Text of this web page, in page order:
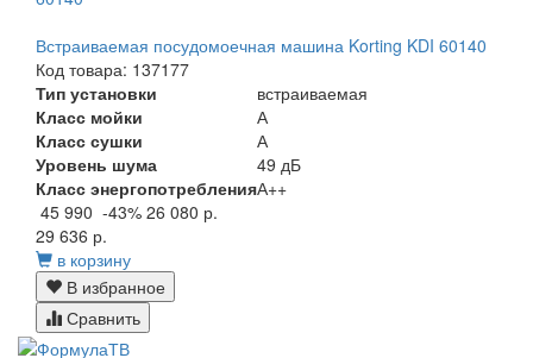
Встраиваемая посудомоечная машина Korting KDI 60140
Код товара: 137177
Тип установки
встраиваемая
Класс мойки
А
Класс сушки
А
Уровень шума
49 дБ
Класс энергопотребленияА++
45 990 -43% 26 080 р.
29 636 р.
в корзину
В избранное
Сравнить